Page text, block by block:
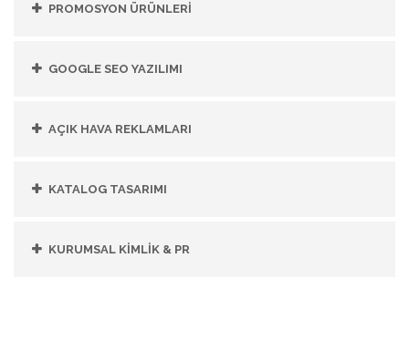
PROMOSYON ÜRÜNLERİ
GOOGLE SEO YAZILIMI
AÇIK HAVA REKLAMLARI
KATALOG TASARIMI
KURUMSAL KİMLİK & PR